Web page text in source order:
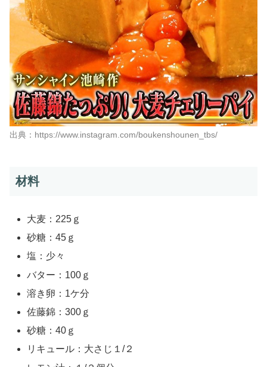
出典：https://www.instagram.com/boukenshounen_tbs/
材料
大麦：225ｇ
砂糖：45ｇ
塩：少々
バター：100ｇ
溶き卵：1ケ分
佐藤錦：300ｇ
砂糖：40ｇ
リキュール：大さじ１/２